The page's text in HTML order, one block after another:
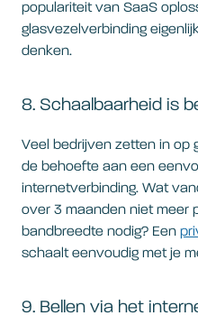
populariteit van SaaS
glasvezelverbinding
denken.
8. Schaalbaarheid is
Veel bedrijven zetten in op
de behoefte aan een
internetverbinding. Wat
over 3 maanden niet meer
bandbreedte nodig? Een
schaalt eenvoudig met je
9. Bellen via het